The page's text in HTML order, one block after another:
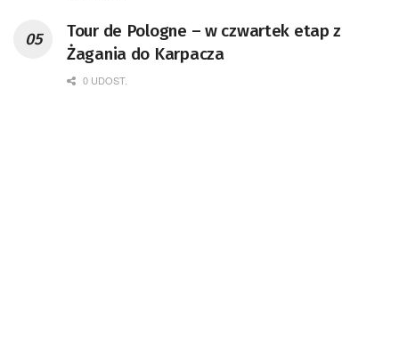
Tour de Pologne – w czwartek etap z
Żagania do Karpacza
0 UDOST.